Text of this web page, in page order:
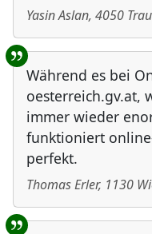
Yasin Aslan, 4050
Während es bei
oesterreich.gv.at,
immer wieder
funktioniert
perfekt.
Thomas Erler, 1130